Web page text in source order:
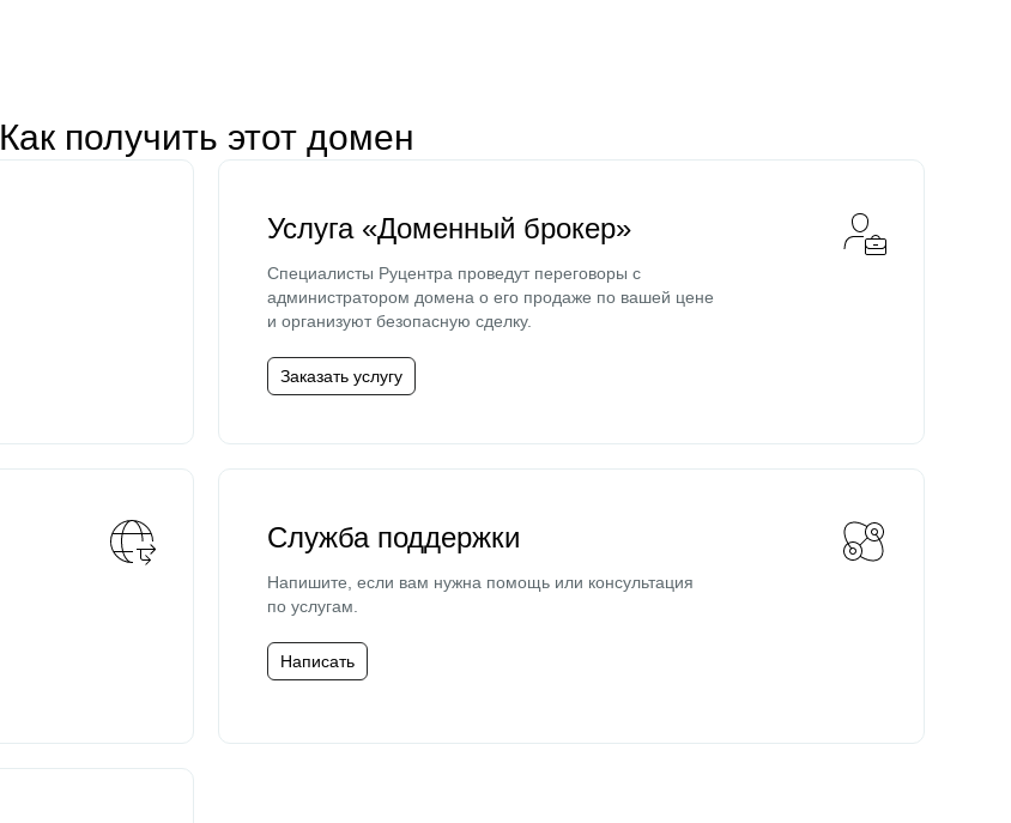
Как получить этот домен
Услуга «Доменный брокер»
Специалисты Руцентра проведут переговоры с
администратором домена о его продаже по вашей цене
и организуют безопасную сделку.
Заказать услугу
Служба поддержки
Напишите, если вам нужна помощь или консультация
по услугам.
Написать